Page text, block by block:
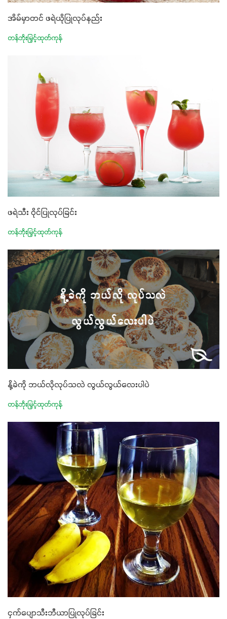
အိမ်မှာတင် ဖရဲယိုပြုလုပ်နည်း
တန်ဘိုးမြှင့်ထုတ်ကုန်
ဖရဲသီး ဝိုင်ပြုလုပ်ခြင်း
တန်ဘိုးမြှင့်ထုတ်ကုန်
နို့ခဲကို ဘယ်လိုလုပ်သလဲ လွယ်လွယ်လေးပါပဲ
တန်ဘိုးမြှင့်ထုတ်ကုန်
ငှက်ပျောသီးဘီယာပြုလုပ်ခြင်း